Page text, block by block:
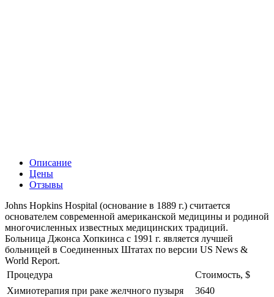
Описание
Цены
Отзывы
Johns Hopkins Hospital (основание в 1889 г.) считается
основателем современной американской медицины и родиной
многочисленных известных медицинских традиций.
Больница Джонса Хопкинса с 1991 г. является лучшей
больницей в Соединенных Штатах по версии US News &
World Report.
Процедура
Стоимость, $
Химиотерапия при раке желчного пузыря
3640